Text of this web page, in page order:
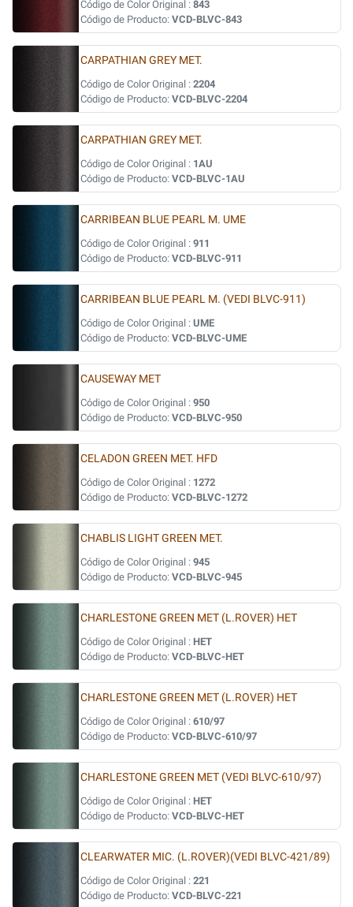
Código de Color Original : 843
Código de Producto: VCD-BLVC-843
CARPATHIAN GREY MET.
Código de Color Original : 2204
Código de Producto: VCD-BLVC-2204
CARPATHIAN GREY MET.
Código de Color Original : 1AU
Código de Producto: VCD-BLVC-1AU
CARRIBEAN BLUE PEARL M. UME
Código de Color Original : 911
Código de Producto: VCD-BLVC-911
CARRIBEAN BLUE PEARL M. (VEDI BLVC-911)
Código de Color Original : UME
Código de Producto: VCD-BLVC-UME
CAUSEWAY MET
Código de Color Original : 950
Código de Producto: VCD-BLVC-950
CELADON GREEN MET. HFD
Código de Color Original : 1272
Código de Producto: VCD-BLVC-1272
CHABLIS LIGHT GREEN MET.
Código de Color Original : 945
Código de Producto: VCD-BLVC-945
CHARLESTONE GREEN MET (L.ROVER) HET
Código de Color Original : HET
Código de Producto: VCD-BLVC-HET
CHARLESTONE GREEN MET (L.ROVER) HET
Código de Color Original : 610/97
Código de Producto: VCD-BLVC-610/97
CHARLESTONE GREEN MET (VEDI BLVC-610/97)
Código de Color Original : HET
Código de Producto: VCD-BLVC-HET
CLEARWATER MIC. (L.ROVER)(VEDI BLVC-421/89)
Código de Color Original : 221
Código de Producto: VCD-BLVC-221